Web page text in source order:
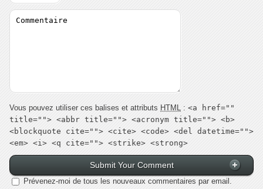
Vous pouvez utiliser ces balises et attributs HTML : <a href=""
title=""> <abbr title=""> <acronym title=""> <b>
<blockquote cite=""> <cite> <code> <del datetime="">
<em> <i> <q cite=""> <strike> <strong>
Prévenez-moi de tous les nouveaux commentaires par email.